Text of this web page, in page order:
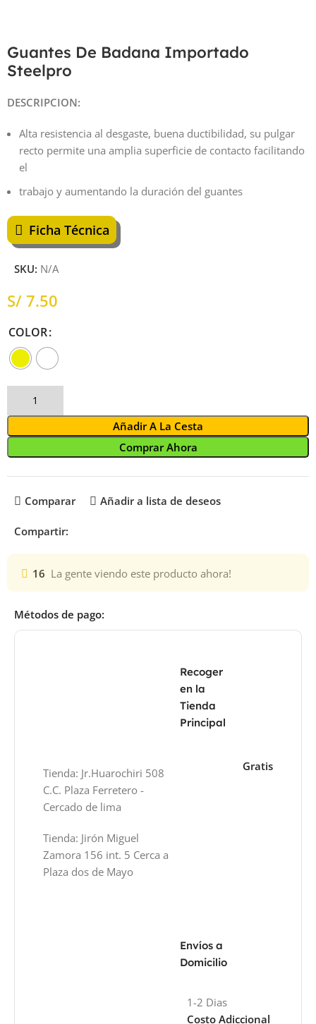
Guantes De Badana Importado
Steelpro
DESCRIPCION:
Alta resistencia al desgaste, buena ductibilidad, su pulgar
recto permite una amplia superficie de contacto facilitando
el
trabajo y aumentando la duración del guantes
Ficha Técnica
SKU: N/A
S/
COLOR
Añadir A La Cesta
Comprar Ahora
Comparar Añadir a lista de deseos
Compartir:
16 La gente viendo este producto ahora!
Métodos de pago:
Recoger
en la
Tienda
Principal
Tienda: Jr.Huarochiri 508
C.C. Plaza Ferretero -
Cercado de lima
Tienda: Jirón Miguel
Zamora 156 int. 5 Cerca a
Plaza dos de Mayo
Gratis
Envíos a
Domicilio
1-2 Dias
Costo Adiccional